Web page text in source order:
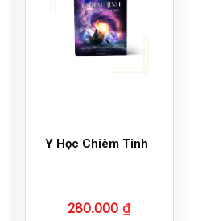
Y Học Chiêm Tinh
280.000₫